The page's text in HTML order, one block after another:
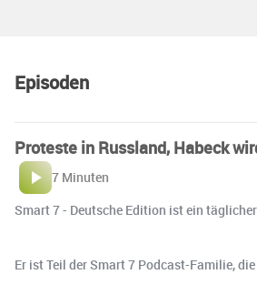
Episoden
Proteste in Russland, Habeck
7 Minuten
Smart 7 - Deutsche Edition ist ein
Er ist Teil der Smart 7 Podcast-Familie,